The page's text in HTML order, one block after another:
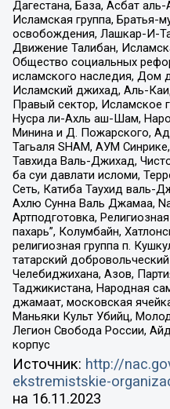
Дагестана, База, Асбат
Исламская группа, Братья-
освобождения, Лашкар-И-
Движение Талибан,
Общество социальных
исламского наследия,
Исламский джихад, Аль-
Правый сектор, Исламское
Нусра ли-Ахль аш-Шам,
Минина и Д. Пожарского,
Тагьаля SHAM, АУМ
Тавхида Валь-Джихад,
ба суи давлати исломи,
Сеть, Катиба Таухид валь-
Ахлю Сунна Валь Джамаа,
Артподготовка,
пахарь”, Колумбайн,
религиозная группа п.
татарский
Челебиджихана, Азов,
Таджикистана, Народная
джамаат, московская
Маньяки Культ Убийц,
Легион Свобода России,
корпус
Источник: http://
ekstremistskie-
на 16.11.2023